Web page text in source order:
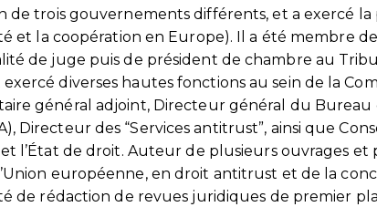
de trois gouvernements différents, et a exercé la
et la coopération en Europe). Il a été membre
de juge puis de président de chambre au
diverses hautes fonctions au sein de la
général adjoint, Directeur général du Bureau
Directeur des “Services antitrust”, ainsi que
l’État de droit. Auteur de plusieurs ouvrages et
européenne, en droit antitrust et de la
de rédaction de revues juridiques de premier